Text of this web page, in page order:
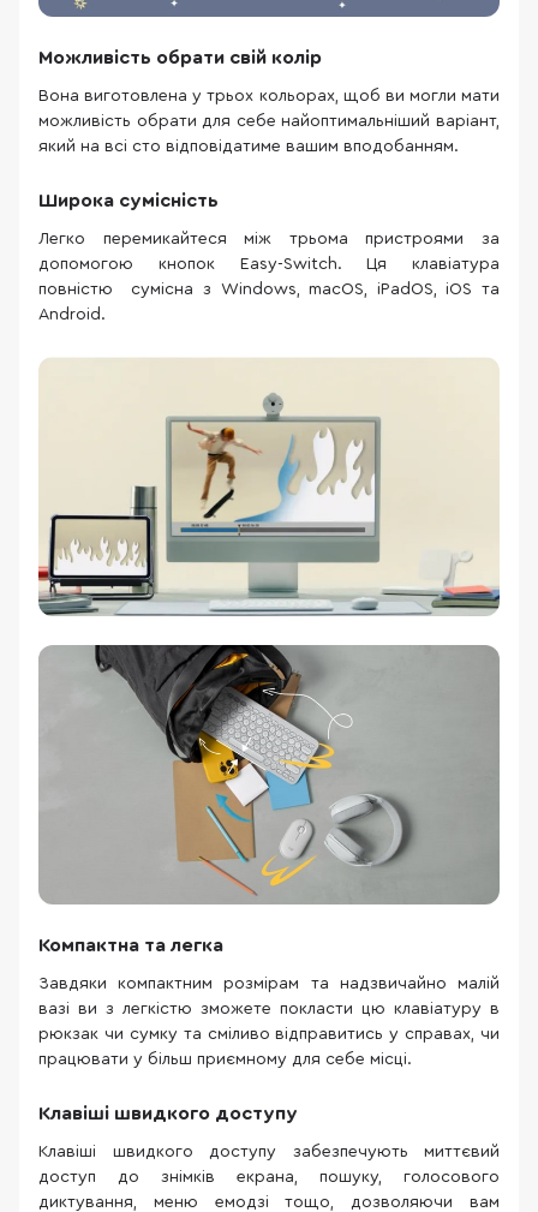
Можливість обрати свій колір
Вона виготовлена у трьох кольорах, щоб ви могли мати
можливість обрати для себе найоптимальніший варіант,
який на всі сто відповідатиме вашим вподобанням.
Широка сумісність
Легко перемикайтеся між трьома пристроями за
допомогою кнопок Easy-Switch. Ця клавіатура
повністю сумісна з Windows, macOS, iPadOS, iOS та
Android.
Компактна та легка
Завдяки компактним розмірам та надзвичайно малій
вазі ви з легкістю зможете покласти цю клавіатуру в
рюкзак чи сумку та сміливо відправитись у справах, чи
працювати у більш приємному для себе місці.
Клавіші швидкого доступу
Клавіші швидкого доступу забезпечують миттєвий
доступ до знімків екрана, пошуку, голосового
диктування, меню емодзі тощо, дозволяючи вам